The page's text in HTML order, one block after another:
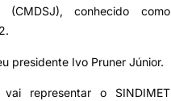
(CMDSJ), conhecido como
presidente Ivo Pruner Júnior.
representar o SINDIMET